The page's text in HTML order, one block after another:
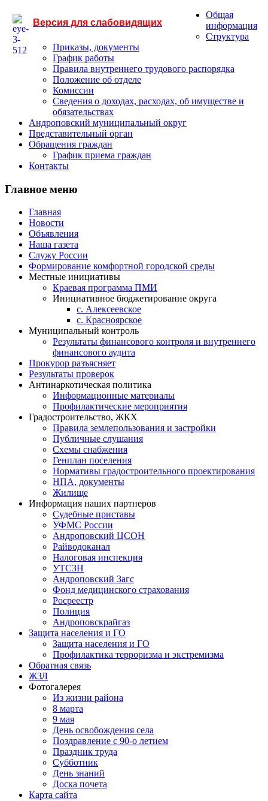
Версия для слабовидящих
Общая
информация
Структура
Приказы, документы
График работы
Правила внутреннего трудового распорядка
Положение об отделе
Комиссии
Сведения о доходах, расходах, об имуществе и
обязательствах
Андроповский муниципальный округ
Представительный орган
Обращения граждан
График приема граждан
Контакты
Главное меню
Главная
Новости
Объявления
Наша газета
Служу России
Формирование комфортной городской среды
Местные инициативы
Краевая программа ПМИ
Инициативное бюджетирование округа
с. Алексеевское
с. Красноярское
Муниципальный контроль
Результаты финансового контроля и внутреннего
финансового аудита
Прокурор разъясняет
Результаты проверок
Антинаркотическая политика
Информационные материалы
Профилактические мероприятия
Градостроительство, ЖКХ
Правила землепользования и застройки
Публичные слушания
Схемы снабжения
Генплан поселения
Нормативы градостроительного проектирования
НПА, документы
Жилище
Информация наших партнеров
Судебные приставы
УФМС России
Андроповский ЦСОН
Райводоканал
Налоговая инспекция
УТСЗН
Андроповский Загс
Фонд медицинского страхования
Росреестр
Полиция
Андроповскрайгаз
Защита населения и ГО
Защита населения и ГО
Профилактика терроризма и экстремизма
Обратная связь
ЖЗЛ
Фотогалерея
Из жизни района
8 марта
9 мая
День освобождения села
Поздравление с 90-о летием
Праздник труда
Субботник
День знаний
Доска почета
Карта сайта